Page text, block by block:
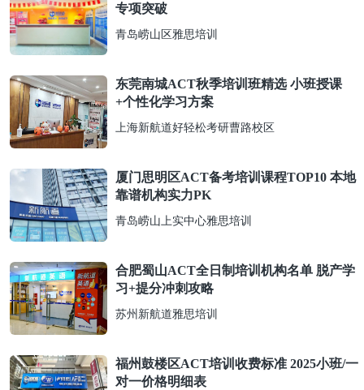
专项突破
青岛崂山区雅思培训
东莞南城ACT秋季培训班精选 小班授课
+个性化学习方案
上海新航道好轻松考研曹路校区
厦门思明区ACT备考培训课程TOP10 本地
靠谱机构实力PK
青岛崂山上实中心雅思培训
合肥蜀山ACT全日制培训机构名单 脱产学
习+提分冲刺攻略
苏州新航道雅思培训
福州鼓楼区ACT培训收费标准 2025小班/一
对一价格明细表